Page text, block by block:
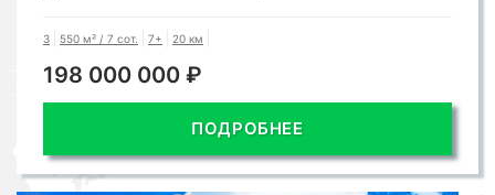
3 550 м² / 7 сот. 7+ 20 км
198 000 000 ₽
ПОДРОБНЕЕ